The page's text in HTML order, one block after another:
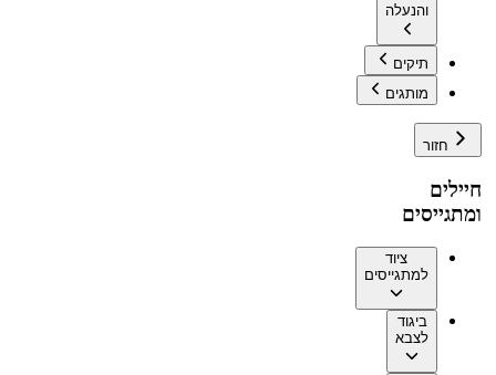
והנעלה
תיקים
מותגים
חזור
חיילים
ומתגייסים
ציוד
למתגייסים
ביגוד
לצבא